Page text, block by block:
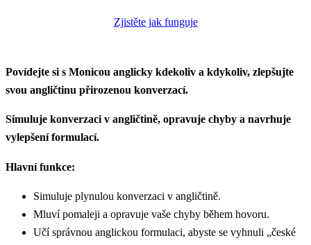
Zjistěte jak funguje
Povídejte si s Monicou anglicky kdekoliv a kdykoliv, zlepšujte
svou angličtinu přirozenou konverzací.
Simuluje konverzaci v angličtině, opravuje chyby a navrhuje
vylepšení formulací.
Hlavní funkce:
Simuluje plynulou konverzaci v angličtině.
Mluví pomaleji a opravuje vaše chyby během hovoru.
Učí správnou anglickou formulaci, abyste se vyhnuli „české